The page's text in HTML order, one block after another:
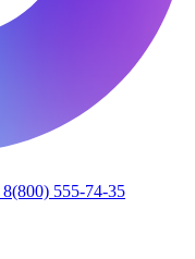
8(800) 555-74-35